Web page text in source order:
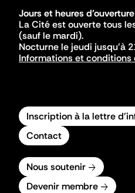
Jours et heures d'ouverture
La Cité est ouverte tous
(sauf le mardi).
Nocturne le jeudi jusqu'à
Informations et conditions
Inscription à la lettre
Contact
Nous soutenir
Devenir membre